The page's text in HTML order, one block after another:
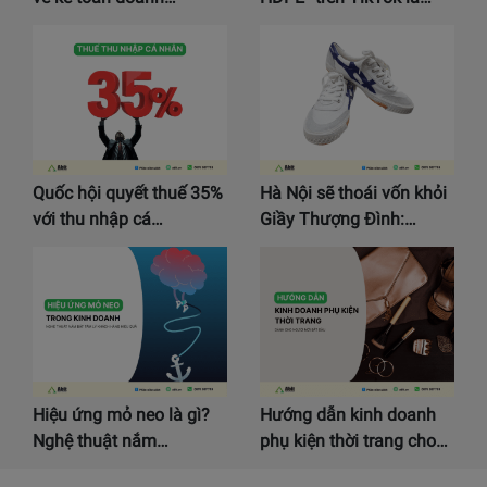
Quốc hội quyết thuế 35%
với thu nhập cá…
Hà Nội sẽ thoái vốn khỏi
Giầy Thượng Đình:…
Hiệu ứng mỏ neo là gì?
Nghệ thuật nắm…
Hướng dẫn kinh doanh
phụ kiện thời trang cho…